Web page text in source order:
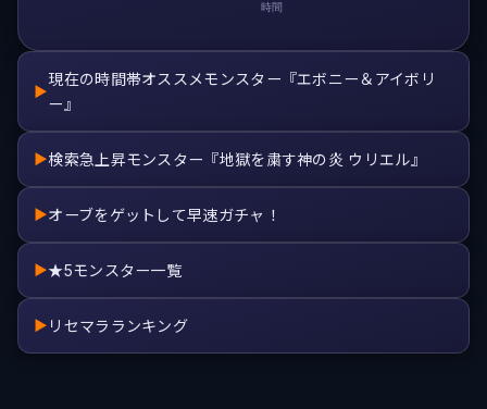
時間
▶
現在の時間帯オススメモンスター『エボニー＆アイボリ
ー』
▶検索急上昇モンスター『地獄を粛す神の炎 ウリエル』
▶オーブをゲットして早速ガチャ！
▶★5モンスター一覧
▶ リセマラランキング